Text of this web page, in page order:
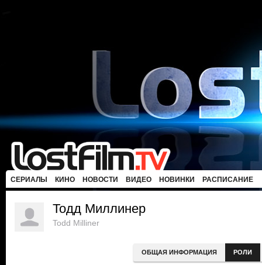
СЕРИАЛЫ КИНО НОВОСТИ ВИДЕО НОВИНКИ РАСПИСАНИЕ
Тодд Миллинер
Todd Milliner
ОБЩАЯ ИНФОРМАЦИЯ РОЛИ